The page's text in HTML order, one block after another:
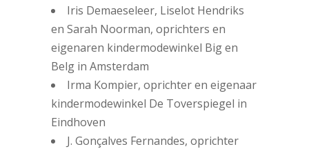
Iris Demaeseleer, Liselot Hendriks
en Sarah Noorman, oprichters en
eigenaren kindermodewinkel Big en
Belg in Amsterdam
Irma Kompier, oprichter en eigenaar
kindermodewinkel De Toverspiegel in
Eindhoven
J. Gonçalves Fernandes, oprichter